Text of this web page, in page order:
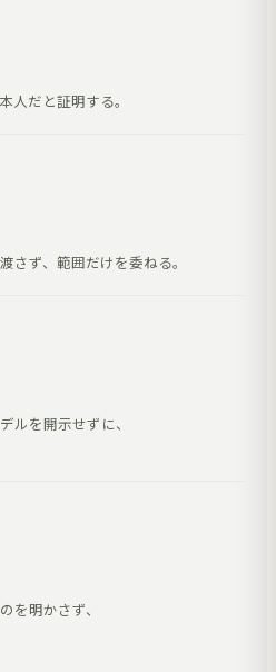
人だと証明する。
さず、範囲だけを委ねる。
ルを開示せずに、
を明かさず、